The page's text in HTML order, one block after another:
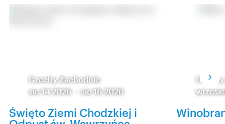
Czechy Zachodnie
sie 14 2026
-sie 16 2026
Święto Ziemi Chodzkiej i